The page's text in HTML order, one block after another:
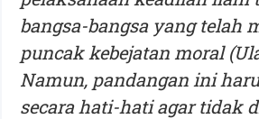
bangsa-bangsa yang telah
puncak kebejatan moral
Namun, pandangan ini
secara hati-hati agar tidak